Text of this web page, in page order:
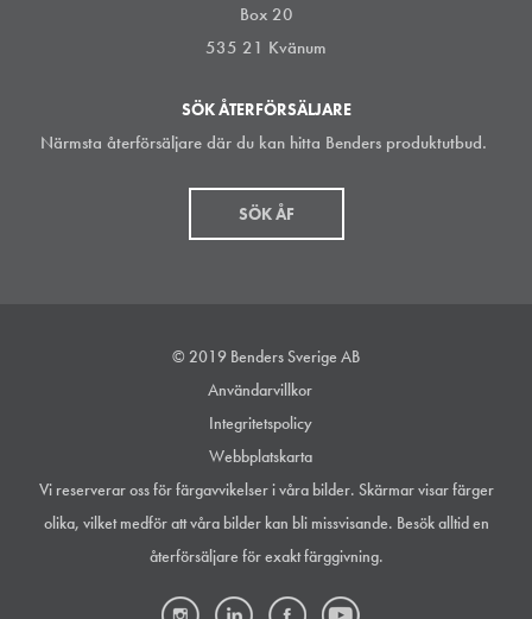
Box 20
535 21 Kvänum
SÖK ÅTERFÖRSÄLJARE
Närmsta återförsäljare där du kan hitta Benders produktutbud.
SÖK ÅF
© 2019 Benders Sverige AB
Användarvillkor
Integritetspolicy
Webbplatskarta
Vi reserverar oss för färgavvikelser i våra bilder. Skärmar visar färger
olika, vilket medför att våra bilder kan bli missvisande. Besök alltid en
återförsäljare för exakt färggivning.